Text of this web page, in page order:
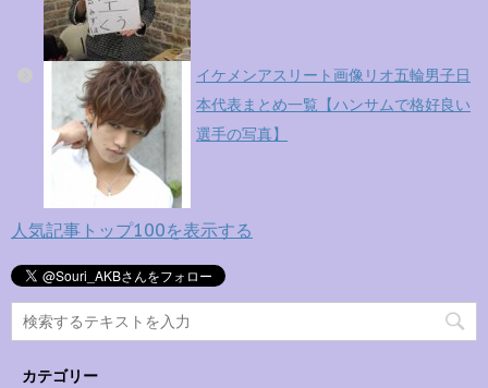
イケメンアスリート画像リオ五輪男子日
本代表まとめ一覧【ハンサムで格好良い
選手の写真】
人気記事トップ100を表示する
カテゴリー